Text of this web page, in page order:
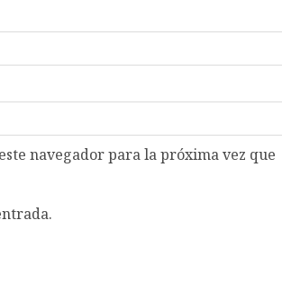
navegador para la próxima vez que